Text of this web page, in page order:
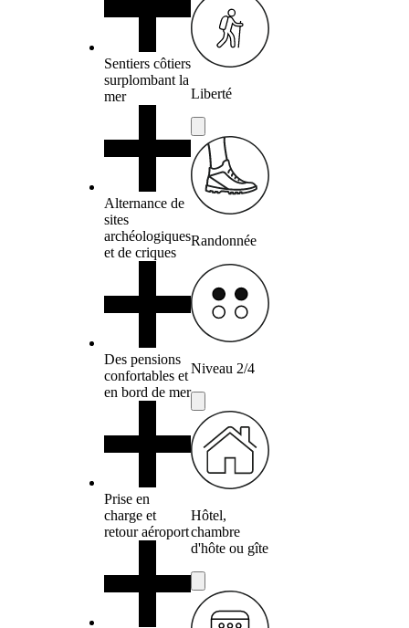
Sentiers côtiers
surplombant la
mer
Alternance de
sites
archéologiques
et de criques
Des pensions
confortables et
en bord de mer
Prise en
charge et
retour aéroport
Liberté
Randonnée
Niveau 2/4
Hôtel,
chambre
d'hôte ou gîte